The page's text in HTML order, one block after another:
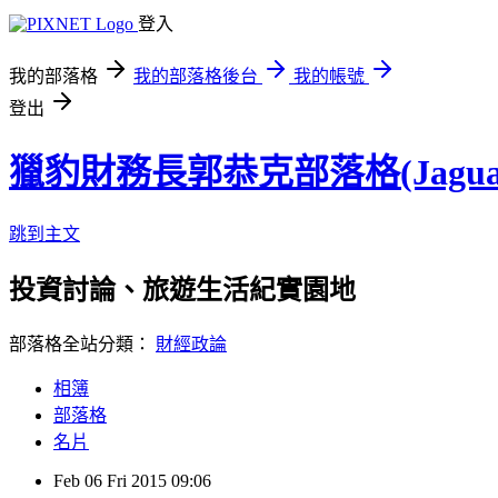
登入
我的部落格 我的部落格後台
我的帳號
登出
獵豹財務長郭恭克部落格
跳到主文
投資討論、旅遊生活紀實園地
部落格全站分類： 財經政論
相簿
部落格
名片
Feb 06 Fri 2015 09:06